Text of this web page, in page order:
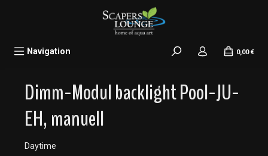
Navigation 0,00 €
Dimm-Modul backlight Pool-JU-
EH, manuell
Daytime